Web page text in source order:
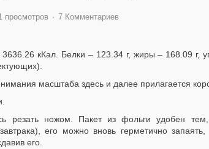
просмотров 7 Комментариев
3636.26 кКал. Белки – 123.34 г, жиры – 168.09 г,
масштаба здесь и далее прилагается
резать ножом. Пакет из фольги удобен
его можно вновь герметично
его.